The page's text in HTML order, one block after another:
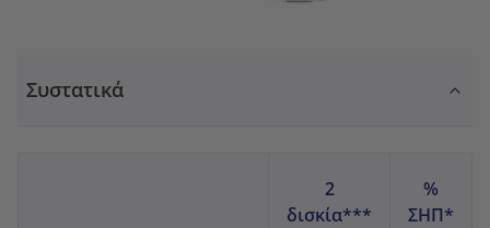
Συστατικά
2
δισκία***
%
ΣΗΠ*